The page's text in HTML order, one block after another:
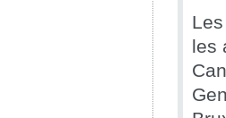
les